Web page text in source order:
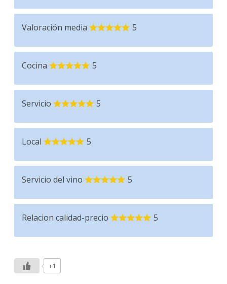
Valoración media 5
Cocina 5
Servicio 5
Local 5
Servicio del vino 5
Relacion calidad-precio 5
+1